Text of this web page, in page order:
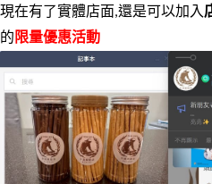
現在有了實體店面,還是可以加入
的 限量優惠活動